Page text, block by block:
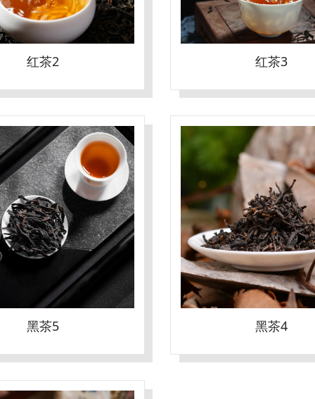
红茶2 红茶3
黑茶5 黑茶4